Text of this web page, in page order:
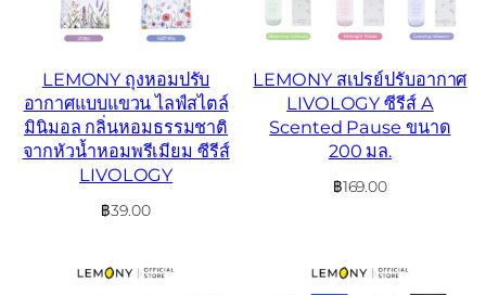
LEMONY ถุงหอมปรับ
อากาศแบบแขวน ไลฟ์สไตล์
มินิมอล กลิ่นหอมธรรมชาติ
จากหัวน้ำหอมพรีเมียม ซีรีส์
LIVOLOGY
฿39.00
LEMONY สเปรย์ปรับอากาศ
LIVOLOGY ซีรีส์ A
Scented Pause ขนาด
200 มล.
฿169.00